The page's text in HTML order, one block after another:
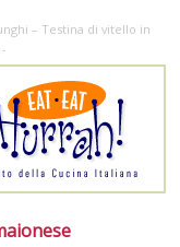
– Testina di vitello in